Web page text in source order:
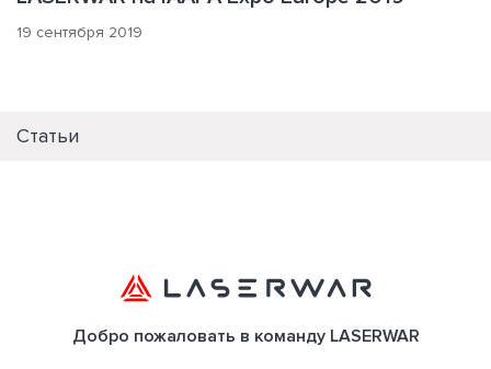
19 сентября 2019
Статьи
Добро пожаловать в команду LASERWAR